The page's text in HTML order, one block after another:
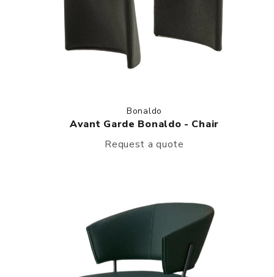
Bonaldo
Avant Garde Bonaldo - Chair
Request a quote